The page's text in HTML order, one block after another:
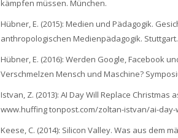
kämpfen müssen. München.
Hübner, E. (2015): Medien und Pädagogik.
anthropologischen Medienpädagogik. Stuttgart.
Hübner, E. (2016): Werden Google, Facebook
Verschmelzen Mensch und Maschine?
Istvan, Z. (2013): AI Day Will Replace
www.huffing tonpost.com/zoltan-istvan/ai-day-
Keese, C. (2014): Silicon Valley. Was aus dem